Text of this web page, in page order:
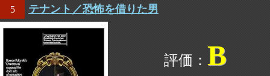
5 テナント／恐怖を借りた男
B